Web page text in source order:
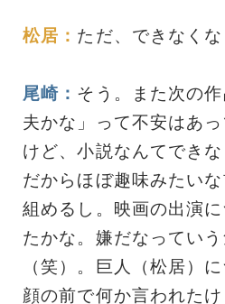
松居： ただ、できなく
尾崎： そう。また次の
夫かな」って不安はあ
けど、小説なんてでき
だからほぼ趣味みたい
組めるし。映画の出演
たかな。嫌だなってい
（笑）。巨人（松居）
顔の前で何か言われた